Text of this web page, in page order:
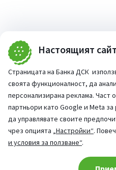
Настоящият
Страницата на Банка ДСК
своята функционалност, да
персонализирана реклама. Част
партньори като Google и Meta
да управлявате своите
чрез опцията „Настройки“.
и условия за ползване“.
Cookie consent change